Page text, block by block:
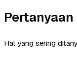
Hal yang sering